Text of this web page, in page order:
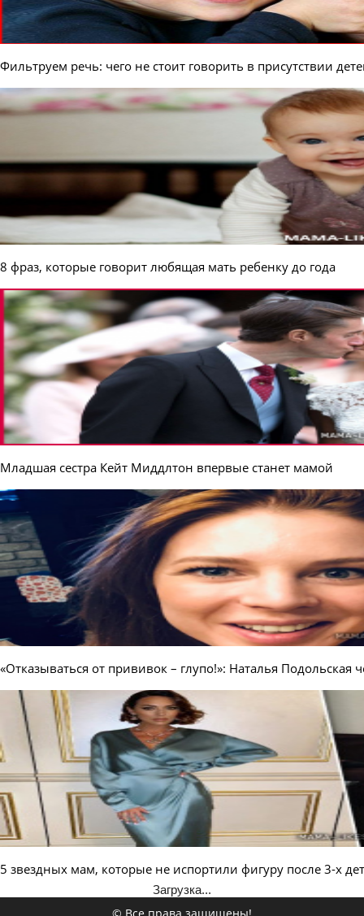
Фильтруем речь: чего не стоит говорить в присутствии
8 фраз, которые говорит любящая мать ребенку до года
Младшая сестра Кейт Миддлтон впервые станет мамой
«Отказываться от прививок – глупо!»: Наталья Подольская
5 звездных мам, которые не испортили фигуру после 3-х
Загрузка...